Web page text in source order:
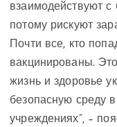
взаимодействуют
потому рискуют
Почти все, кто
вакцинированы.
жизнь и здоровье
безопасную среду
учреждениях”, –